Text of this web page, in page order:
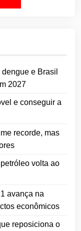
e Brasil
2027
e conseguir a
recorde, mas
volta ao
avança na
econômicos
reposiciona o